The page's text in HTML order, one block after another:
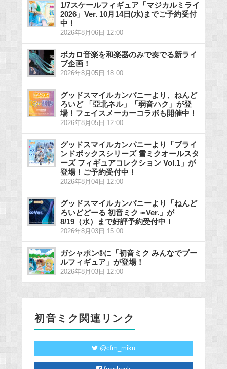
1/7スケールフィギュア「マジカルミライ
2026」Ver. 10月14日(水)までご予約受付
中！
2026年8月06日 12:00
ボカロ音楽を和楽器のみで奏でる新ライ
ブ企画！
2026年8月05日 18:00
グッドスマイルカンパニーより、ねんど
ろいど 「亞北ネル」「弱音ハク」が登
場！フェイスメーカーコラボも開催中！
2026年8月05日 12:00
グッドスマイルカンパニーより「ブライ
ンドボックスシリーズ 雪ミクオールスタ
ーズ フィギュアコレクション Vol.1」が
登場！ご予約受付中！
2026年8月04日 12:00
グッドスマイルカンパニーより「ねんど
ろいどどーる 初音ミク ∞Ver.」が
8/19（水）まで好評予約受付中！
2026年8月03日 15:00
ガシャポン®に「初音ミク みんなでプー
ルフィギュア」が登場！
2026年8月03日 12:00
初音ミク関連リンク
@cfm_miku